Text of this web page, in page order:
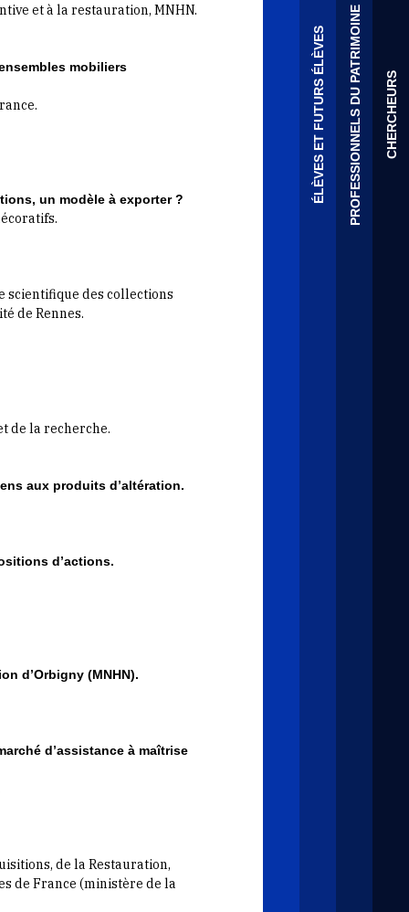
ÉLÈVES ET FUTURS ÉLÈVESPROFESSIONNELS DU PATRIMOINE CHERCHEURS
et à la restauration, MNHN.
mobiliers
un modèle à exporter ?
scientifique des collections
de Rennes.
de la recherche.
aux produits d’altération.
d’actions.
d’Orbigny (MNHN).
d’assistance à maîtrise
de la Restauration,
de France (ministère de la